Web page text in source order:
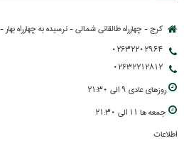
کرج - چهارراه طالقانی شمالی - نرسیده به چهارراه
02632202964
02632212812
روزهاي عادي 9 الي 21:30
جمعه ها 11 الي 21:30
اطلاعات